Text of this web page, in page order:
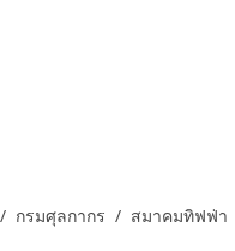
/ กรมศุลกากร / สมาคมทิฟ